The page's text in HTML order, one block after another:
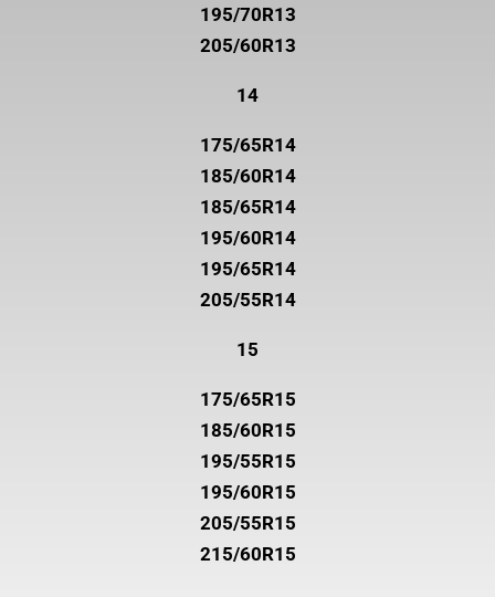
195/70R13
205/60R13
14
175/65R14
185/60R14
185/65R14
195/60R14
195/65R14
205/55R14
15
175/65R15
185/60R15
195/55R15
195/60R15
205/55R15
215/60R15